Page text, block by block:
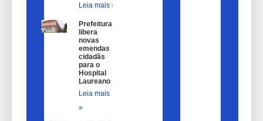
Leia mais »
Prefeitura
libera
novas
emendas
cidadãs
para o
Hospital
Laureano
Leia mais
»